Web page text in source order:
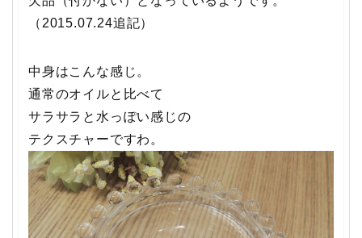
（2015.07.24追記）
中身はこんな感じ。
通常のオイルと比べて
サラサラと水っぽい感じの
テクスチャーですわ。